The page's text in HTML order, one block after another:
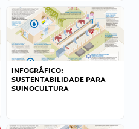
INFOGRÁFICO:
SUSTENTABILIDADE PARA
SUINOCULTURA